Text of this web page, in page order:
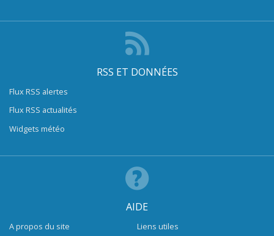
RSS ET DONNÉES
Flux RSS alertes
Flux RSS actualités
Widgets météo
AIDE
A propos du site Liens utiles